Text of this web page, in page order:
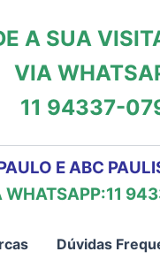
A SUA
VIA
11 94337-
E ABC
WHATSAPP:11
Dúvidas